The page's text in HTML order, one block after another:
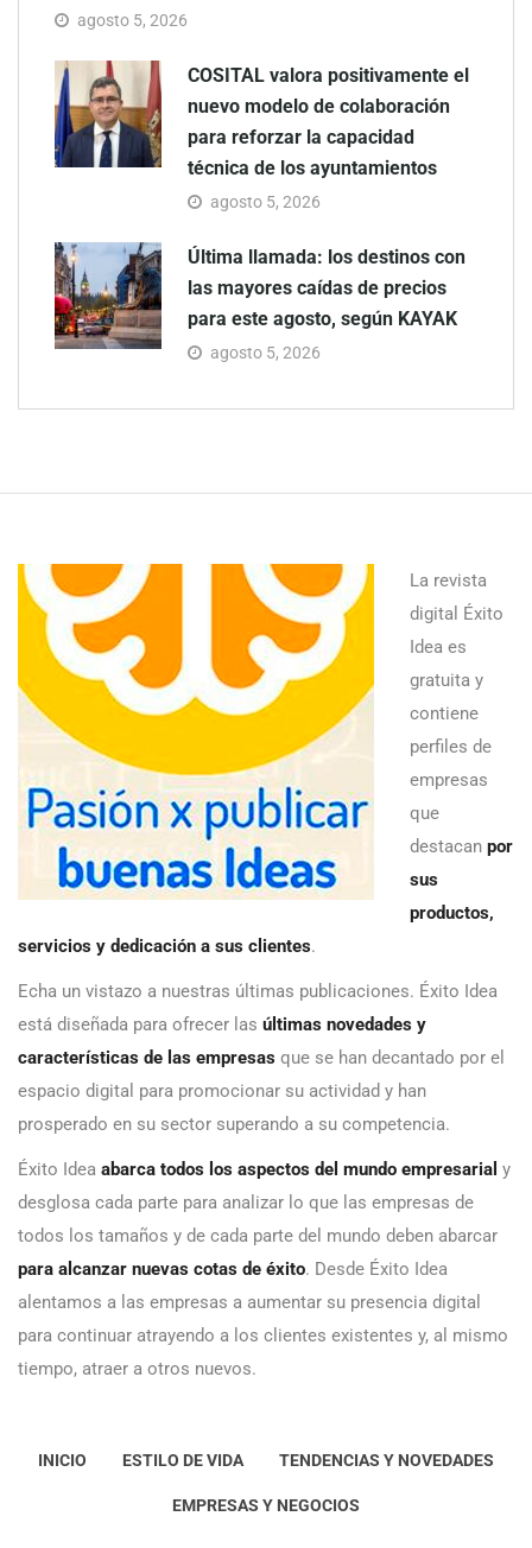
agosto 5, 2026
COSITAL valora positivamente el
nuevo modelo de colaboración
para reforzar la capacidad
técnica de los ayuntamientos
agosto 5, 2026
Última llamada: los destinos con
las mayores caídas de precios
para este agosto, según KAYAK
agosto 5, 2026
La revista
digital Éxito
Idea es
gratuita y
contiene
perfiles de
empresas
que
destacan por
sus
productos,
servicios y dedicación a sus clientes.
Echa un vistazo a nuestras últimas publicaciones. Éxito Idea
está diseñada para ofrecer las últimas novedades y
características de las empresas que se han decantado por el
espacio digital para promocionar su actividad y han
prosperado en su sector superando a su competencia.
Éxito Idea abarca todos los aspectos del mundo empresarial y
desglosa cada parte para analizar lo que las empresas de
todos los tamaños y de cada parte del mundo deben abarcar
para alcanzar nuevas cotas de éxito. Desde Éxito Idea
alentamos a las empresas a aumentar su presencia digital
para continuar atrayendo a los clientes existentes y, al mismo
tiempo, atraer a otros nuevos.
INICIO ESTILO DE VIDA TENDENCIAS Y NOVEDADES
EMPRESAS Y NEGOCIOS